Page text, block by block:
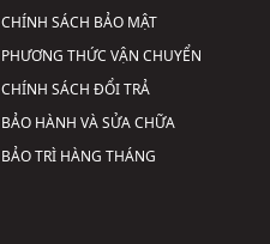
CHÍNH SÁCH BẢO MẬT
PHƯƠNG THỨC VẬN CHUYỂN
CHÍNH SÁCH ĐỔI TRẢ
BẢO HÀNH VÀ SỬA CHỮA
BẢO TRÌ HÀNG THÁNG